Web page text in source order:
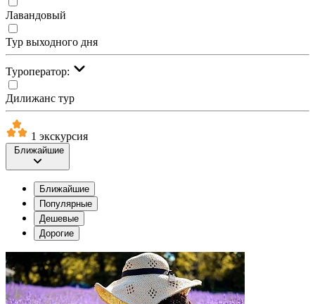
Лавандовый
Тур выходного дня
Туроператор:
Дилижанс тур
1 экскурсия
Ближайшие
Ближайшие
Популярные
Дешевые
Дорогие